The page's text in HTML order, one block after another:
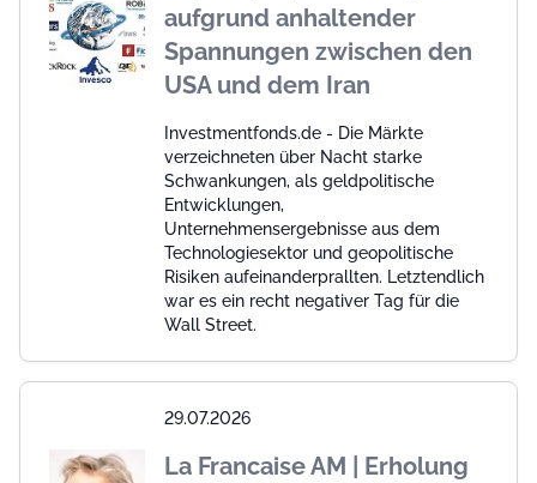
aufgrund anhaltender
Spannungen zwischen den
USA und dem Iran
Investmentfonds.de - Die Märkte
verzeichneten über Nacht starke
Schwankungen, als geldpolitische
Entwicklungen,
Unternehmensergebnisse aus dem
Technologiesektor und geopolitische
Risiken aufeinanderprallten. Letztendlich
war es ein recht negativer Tag für die
Wall Street.
29.07.2026
La Francaise AM | Erholung